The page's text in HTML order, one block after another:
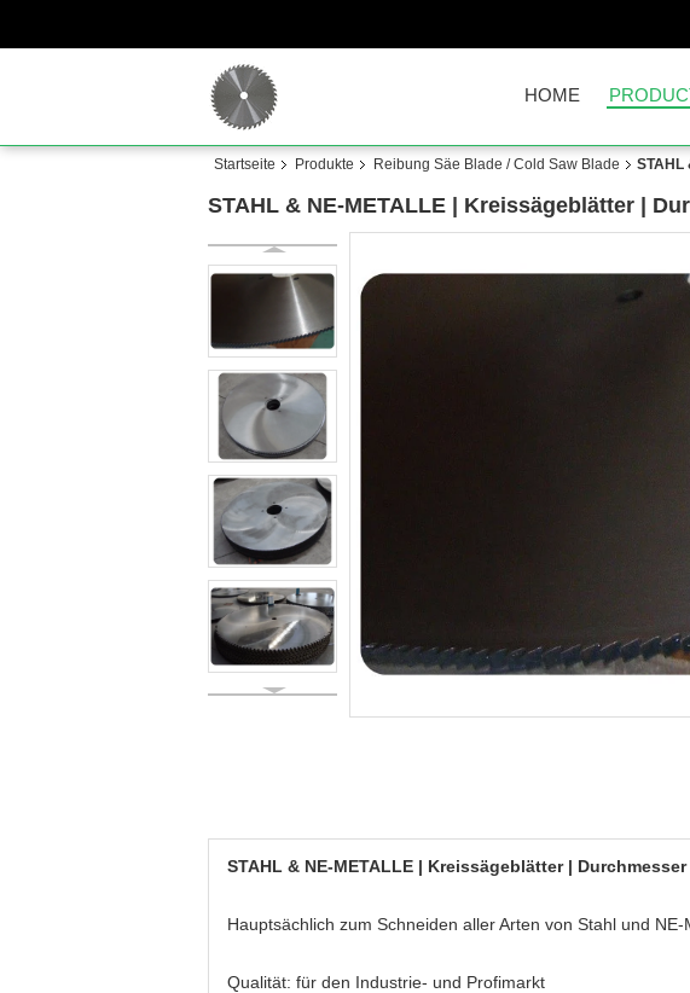
HOME
Startseite Produkte Reibung Säe Blade / Cold Saw Blade STAHL
STAHL & NE-METALLE | Kreissägeblätter |
STAHL & NE-METALLE | Kreissägeblätter |
Hauptsächlich zum Schneiden aller Arten von Stahl und
Qualität: für den Industrie- und Profimarkt